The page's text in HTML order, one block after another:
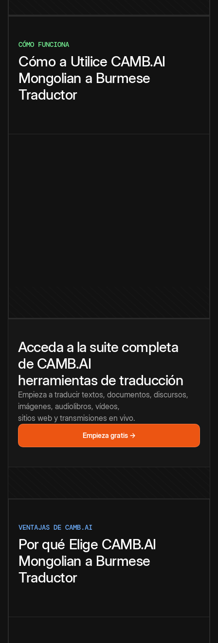
CÓMO FUNCIONA
Cómo a Utilice CAMB.AI
Mongolian a Burmese
Traductor
Acceda a la suite completa
de CAMB.AI
herramientas de traducción
Empieza a traducir textos, documentos, discursos,
imágenes, audiolibros, vídeos,
sitios web y transmisiones en vivo.
Empieza gratis →
VENTAJAS DE CAMB.AI
Por qué Elige CAMB.AI
Mongolian a Burmese
Traductor